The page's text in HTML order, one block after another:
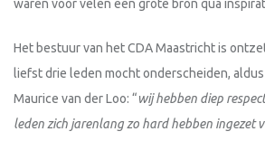
waren voor velen een grote bron qua
Het bestuur van het CDA Maastricht is
liefst drie leden mocht onderscheiden,
Maurice van der Loo: “wij hebben diep
leden zich jarenlang zo hard hebben ingezet